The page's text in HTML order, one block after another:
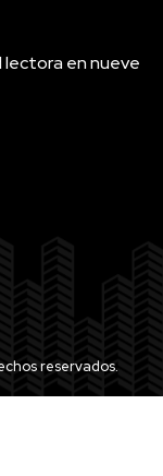
lectora en nueve
reservados.